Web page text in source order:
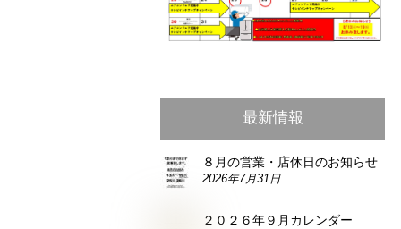
最新情報
８月の営業・店休日のお知らせ
2026年7月31日
２０２６年９月カレンダー